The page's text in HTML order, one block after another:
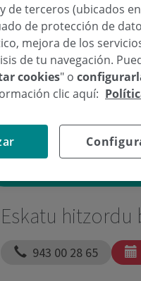
Urgencias
Lluc Ballester Dk.
Eskatu hitzordu
943 00 28 65
de terceros (ubicados
de protección de
mejora de los
de tu navegación.
cookies" o
clic aquí: